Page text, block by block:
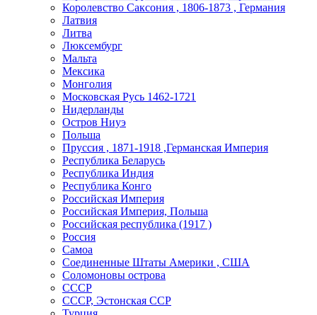
Королевство Саксония , 1806-1873 , Германия
Латвия
Литва
Люксембург
Мальта
Мексика
Монголия
Московская Русь 1462-1721
Нидерланды
Остров Ниуэ
Польша
Пруссия , 1871-1918 ,Германская Империя
Республика Беларусь
Республика Индия
Республика Конго
Российская Империя
Российская Империя, Польша
Российская республика (1917 )
Россия
Самоа
Соединенные Штаты Америки , США
Соломоновы острова
СССР
СССР, Эстонская ССР